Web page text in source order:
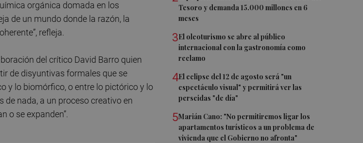
Tesoro y demanda 15.000 millones en 6
meses
3El oleoturismo se abre al público
internacional con la gastronomía como
reclamo
4El eclipse del 12 de agosto será "un
espectáculo visual" y permitirá ver las
perseidas "de día"
5Marián Cano: "No permitiremos ligar los
apartamentos turísticos a un problema de
vivienda que el Gobierno no afronta"
orgánica domada en los
de un mundo donde la razón, la
refleja.
del crítico David Barro quien
de disyuntivas formales que se
y lo biomórfico, o entre lo pictórico y lo
de nada, a un proceso creativo en
o se expanden”.